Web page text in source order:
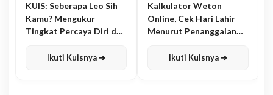
KUIS: Seberapa Leo Sih
Kamu? Mengukur
Tingkat Percaya Diri dan
Ikuti Kuisnya ➔
Kalkulator Weton
Online, Cek Hari Lahir
Menurut Penanggalan
Ikuti Kuisnya ➔